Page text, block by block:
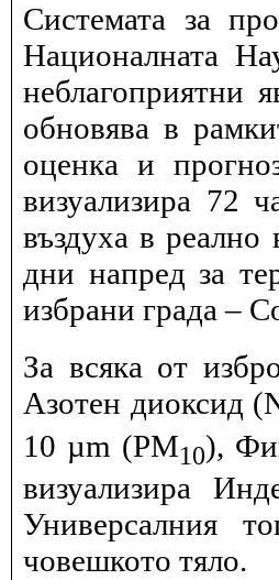
Системата за
Националната
неблагоприятни
обновява в
оценка и
визуализира 72
въздуха в
дни напред за
избрани града –
За всяка от
Азотен диоксид
10 µm (PM10),
визуализира
Универсалния
човешкото тяло.